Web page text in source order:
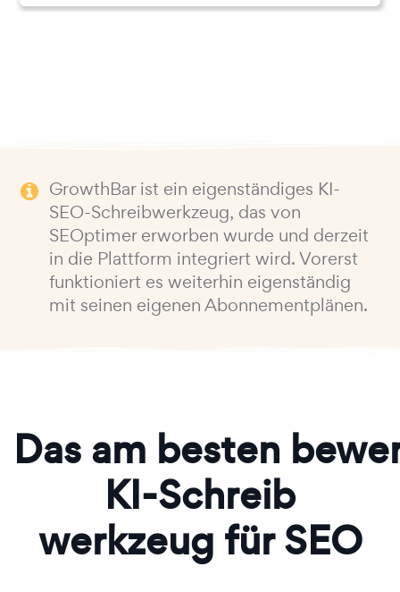
GrowthBar ist ein eigenständiges KI-
SEO-Schreibwerkzeug, das von
SEOptimer erworben wurde und derzeit
in die Plattform integriert wird. Vorerst
funktioniert es weiterhin eigenständig
mit seinen eigenen Abonnementplänen.
Das am besten
KI-Schreib
werkzeug für SEO